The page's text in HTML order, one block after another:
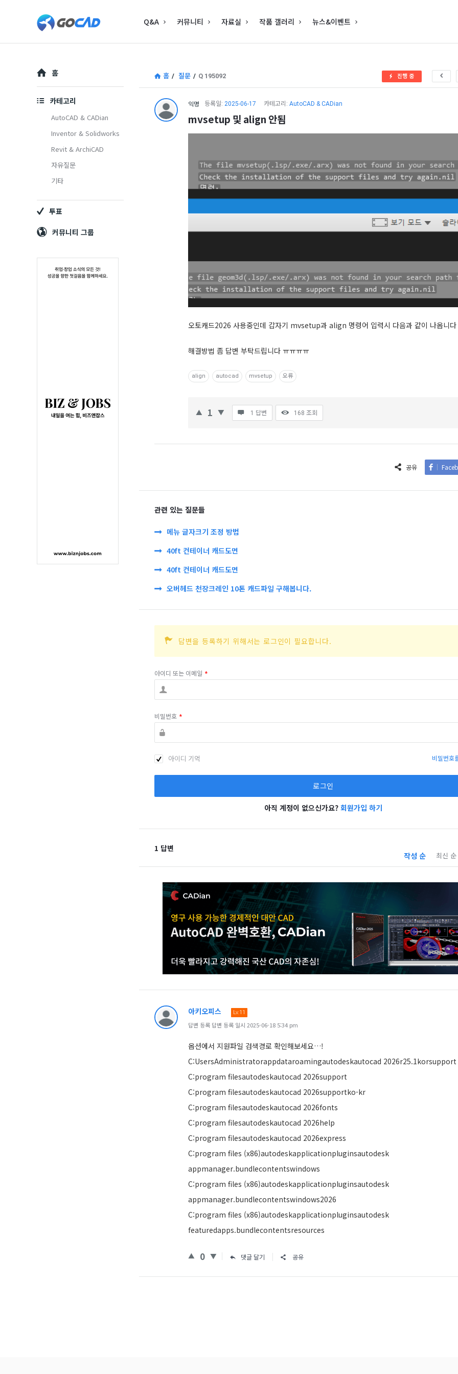
캐
–
캐
(CAD)
중
심
캐
드
(CAD)
Navigation
Q&A 커뮤니티 자료실 작품 갤러리 뉴스&이벤트
홈 / 질문 / Q 195092 진행 중
익명 등록일: 2025-06-17 카테고리: AutoCAD & CADian
mvsetup 및 align 안됨
오토캐드2026 사용중인데 갑자기 mvsetup과 align 명령어 입력시 다음과 같이 나옵니다
해결방법 좀 답변 부탁드립니다 ㅠㅠㅠㅠ
align autocad mvsetup 오류
1 1 답변 168 조회
공유
관련 있는 질문들
메뉴 글자크기 조정 방법
40ft 컨테이너 캐드도면
40ft 컨테이너 캐드도면
오버헤드 천장크레인 10톤 캐드파일 구해봅니다.
답변을 등록하기 위해서는 로그인이 필요합니다.
아이디 또는 이메일 *
비밀번호 *
아이디 기억 비밀번호
아직 계정이 없으신가요? 회원가입 하기
1 답변
작성 순 최신 순
아키오피스 Lv.11
답변 등록 답변 등록 일시 2025-06-18 5:34 pm
옵션에서 지원파일 검색경로 확인해보세요…!
C:UsersAdministratorappdataroamingautodeskautocad 2026r25.1korsupport
C:program filesautodeskautocad 2026support
C:program filesautodeskautocad 2026supportko-kr
C:program filesautodeskautocad 2026fonts
C:program filesautodeskautocad 2026help
C:program filesautodeskautocad 2026express
C:program files (x86)autodeskapplicationpluginsautodesk
appmanager.bundlecontentswindows
C:program files (x86)autodeskapplicationpluginsautodesk
appmanager.bundlecontentswindows2026
C:program files (x86)autodeskapplicationpluginsautodesk
featuredapps.bundlecontentsresources
0 댓글 달기 공유
Explore
홈
카테고리
AutoCAD & CADian
Inventor & Solidworks
Revit & ArchiCAD
자유질문
기타
투표
커뮤니티 그룹